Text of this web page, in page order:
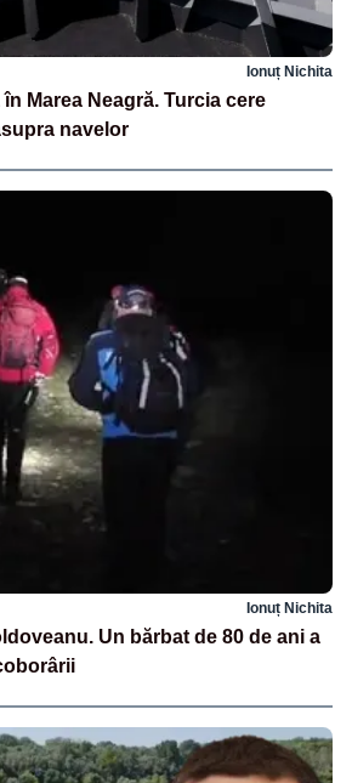
Ionuț Nichita
Marea Neagră. Turcia cere
navelor
Ionuț Nichita
Un bărbat de 80 de ani a